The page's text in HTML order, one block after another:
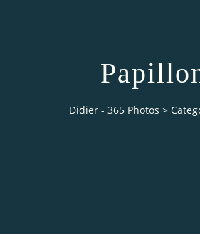
Didier - 365 Photos >